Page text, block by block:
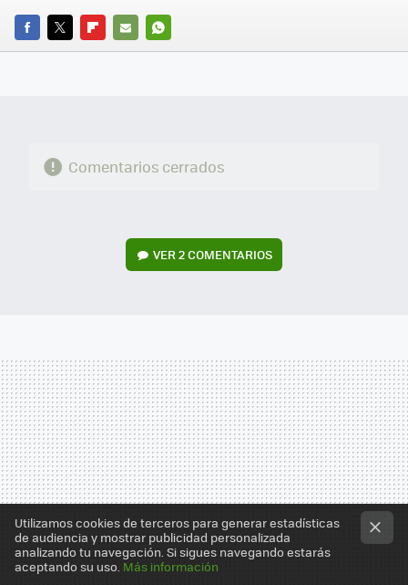
FACEBOOK
TWITTERFLIPBOARD
E-
WHATSAPP
Comentarios cerrados
VER2 COMENTARIOS
Utilizamos cookies de terceros para generar estadísticas
de audiencia y mostrar publicidad personalizada
analizando tu navegación. Si sigues navegando estarás
aceptando su uso. Más información